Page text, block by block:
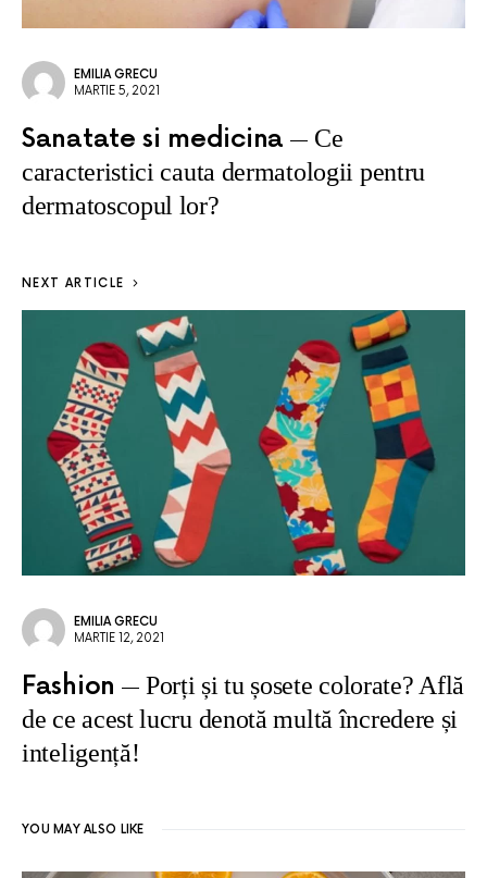
EMILIA GRECU
MARTIE 5, 2021
Sanatate si medicina
Ce
caracteristici cauta dermatologii pentru
dermatoscopul lor?
NEXT ARTICLE
EMILIA GRECU
MARTIE 12, 2021
Fashion
Porți și tu șosete colorate? Află
de ce acest lucru denotă multă încredere și
inteligență!
YOU MAY ALSO LIKE